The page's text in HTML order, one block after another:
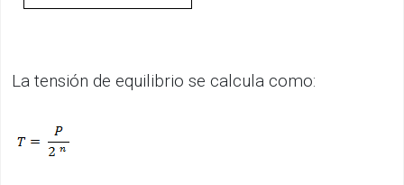
La tensión de equilibrio se calcula como: